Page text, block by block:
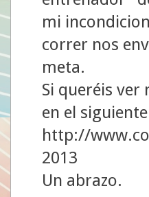
mi
correr nos
meta.
Si queréis
en el
http://
2013
Un abrazo.